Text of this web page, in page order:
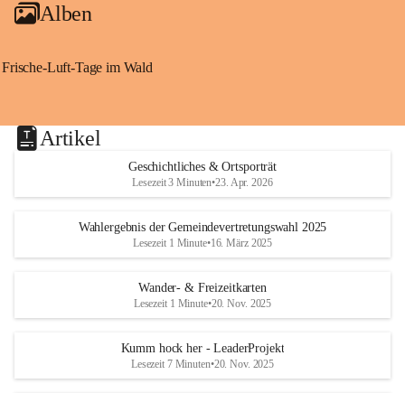
Alben
Frische-Luft-Tage im Wald
Artikel
Geschichtliches & Ortsporträt
Lesezeit 3 Minuten•23. Apr. 2026
Wahlergebnis der Gemeindevertretungswahl 2025
Lesezeit 1 Minute•16. März 2025
Wander- & Freizeitkarten
Lesezeit 1 Minute•20. Nov. 2025
Kumm hock her - LeaderProjekt
Lesezeit 7 Minuten•20. Nov. 2025